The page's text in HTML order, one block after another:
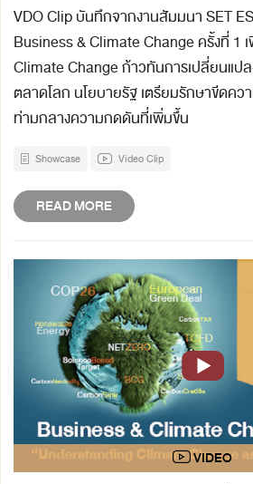
VDO Clip บันทึกจากงานสัมมนา SET
Business & Climate Change ครั้งที่ 1
Climate Change ก้าวทันการเปลี่ยนแป
ตลาดโลก นโยบายรัฐ เตรียมรักษาขีดคว
ท่ามกลางความกดดันที่เพิ่มขึ้น
Showcase Video Clip
READ MORE